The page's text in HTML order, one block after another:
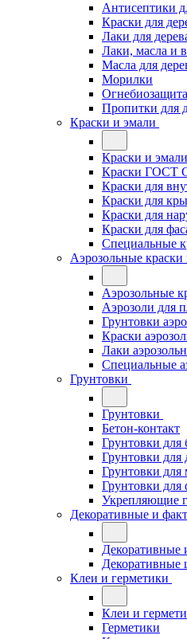
Антисептики
Краски для
Лаки для
Лаки, масла и
Масла для
Морилки
Пропитки для
Краски и эмали
Краски и эмали
Краски ГОСТ
Краски для
Краски для
Краски для
Краски для
Специальные
Аэрозольные краски
Аэрозольные
Аэрозоли для
Грунтовки
Краски
Лаки
Специальные
Грунтовки
Грунтовки
Бетон-контакт
Грунтовки для
Грунтовки для
Грунтовки для
Грунтовки для
Укрепляющие
Декоративные и
Декоративные
Декоративные
Клеи и герметики
Клеи и
Герметики